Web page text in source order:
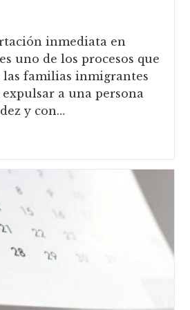
inmediata en
uno de los procesos que
las familias inmigrantes
a una persona
y con…